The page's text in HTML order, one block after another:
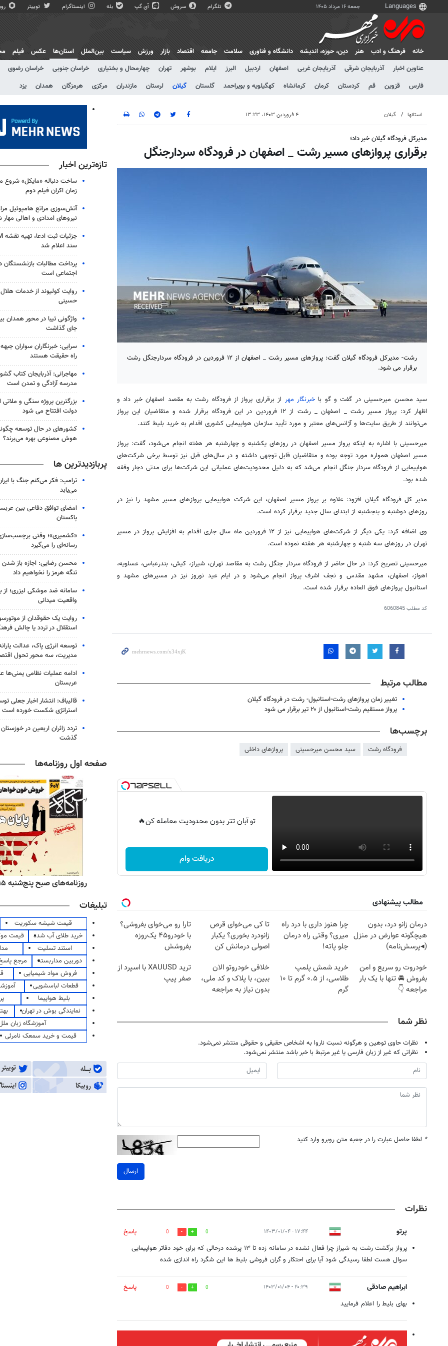
جمعه ۱۶ مرداد ۱۴۰۵ تلگرام سروش آی گپ بله اینستاگرام توییتر
خانه فرهنگ و ادب هنر دين، حوزه، انديشه دانشگاه و فناوری سلامت جامعه اقتصاد بازار ورزش سیاست بین‌الملل
استان‌ها
عناوین اخبار
آذربایجان شرقی آذربایجان غربی اصفهان اردبیل البرز ایلام بوشهر تهران چهارمحال و بختیاری خراسان جنوبی خراسان رضوی
فارس
قزوین قم کردستان کرمان کرمانشاه کهگیلویه و بویراحمد گلستان گیلان لرستان مازندران مرکزی هرمزگان همدان یزد
عکس فیلم
استانها گیلان ۴ فروردین ۱۴۰۳، ۱۳:۲۳
مدیرکل فرودگاه گیلان خبر داد؛
برقراری پروازهای مسیر رشت _ اصفهان در فرودگاه سردارجنگل
رشت- مدیرکل فرودگاه گیلان گفت: پروازهای مسیر رشت _ اصفهان از ۱۲ فروردین در فرودگاه سردارجنگل رشت
برقرار می شود.
سید محسن میرحسینی در گفت وگو با خبرنگار مهر از برقراری پرواز از فرودگاه رشت به مقصد اصفهان خبر داد و
اظهار کرد: پرواز مسیر رشت _ اصفهان _ رشت از ۱۲ فروردین در این فرودگاه برقرار شده و متقاضیان این پرواز
می‌توانند از طریق سایت‌ها و آژانس‌های معتبر و مورد تأیید سازمان هواپیمایی کشوری اقدام به خرید بلیط کنند.
میرحسینی با اشاره به اینکه پرواز مسیر اصفهان در روزهای یکشنبه و چهارشنبه هر هفته انجام می‌شود، گفت: پرواز
مسیر اصفهان همواره مورد توجه بوده و متقاضیان قابل توجهی داشته و در سال‌های قبل نیز توسط برخی شرکت‌های
هواپیمایی از فرودگاه سردار جنگل انجام می‌شد که به دلیل محدودیت‌های عملیاتی این شرکت‌ها برای مدتی دچار وقفه
شده بود.
مدیر کل فرودگاه گیلان افزود: علاوه بر پرواز مسیر اصفهان، این شرکت هواپیمایی پروازهای مسیر مشهد را نیز در
روزهای دوشنبه و پنجشنبه از ابتدای سال جدید برقرار کرده است.
وی اضافه کرد: یکی دیگر از شرکت‌های هواپیمایی نیز از ۱۲ فروردین ماه سال جاری اقدام به افزایش پرواز در مسیر
تهران در روزهای سه شنبه و چهارشنبه هر هفته نموده است.
میرحسینی تصریح کرد: در حال حاضر از فرودگاه سردار جنگل رشت به مقاصد تهران، شیراز، کیش، بندرعباس، عسلویه،
اهواز، اصفهان، مشهد مقدس و نجف اشرف پرواز انجام می‌شود و در ایام عید نوروز نیز در مسیرهای مشهد و
استانبول پروازهای فوق العاده برقرار شده است.
کد مطلب6060845
مطالب مرتبط
تغییر زمان پروازهای رشت-استانبول- رشت در فرودگاه گیلان
پرواز مستقیم رشت-استانبول از ۲۰ تیر برقرار می شود
برچسب‌ها
فرودگاه رشت سید محسن میرحسینی پروازهای داخلی
تو آبان تتر بدون محدودیت معامله کن🔥
دریافت وام
مطالب پیشنهادی
درمان زانو درد، بدون
هیچگونه عوارض در منزل
(◂پرسش‌نامه)
چرا هنوز داری با درد راه
میری؟ وقتی راه درمان
جلو پاته!
تا کی می‌خوای قرص
زانودرد بخوری؟ یکبار
اصولی درمانش کن
تارا رو می‌خوای بفروشی؟
با خودرو۴۵ یک‌روزه
بفروشش
خودروت رو سریع و امن
بفروش 🚘 تنها با یک بار
مراجعه 👇
خرید شمش پلمپ
طلاسی، از ۰.۵ گرم تا ۱۰
گرم
خلافی خودروتو الان
ببین، با پلاک و کد ملی،
بدون نیاز به مراجعه
ترید XAUUSD با اسپرد از
صفر پیپ
نظر شما
نظرات حاوی توهین و هرگونه نسبت ناروا به اشخاص حقیقی و حقوقی منتشر نمی‌شود.
نظراتی که غیر از زبان فارسی یا غیر مرتبط با خبر باشد منتشر نمی‌شود.
* لطفا حاصل عبارت را در جعبه متن روبرو وارد کنید
ارسال
نظرات
پرتو ۱۷:۴۴ - ۱۴۰۳/۰۱/۰۴ 0
0
پاسخ
پرواز برگشت رشت به شیراز چرا فعال نشده در سامانه زده تا ۱۳ پرشده درحالی که برای خود دفاتر هواپیمایی
سوال هست لطفا رسیدگی شود آیا برای احتکار و گران فروشی بلیط ها این شگرد راه اندازی شده
ابراهیم صادقی ۲۰:۳۹ - ۱۴۰۳/۰۱/۰۴ 0
0
پاسخ
بهای بلیط را اعلام فرمایید
تازه‌ترین اخبار
ساخت دنباله «مایکل» شروع
زمان اکران فیلم دوم
آتش‌سوزی مراتع هامپوئیل
نیروهای امدادی و اهالی
سند اعلام شد
پرداخت مطالبات بازنشستگان
اجتماعی است
روایت کولیوند از خدمات
حسینی
جای گذاشت
سرایی: خبرنگاران سواران
راه حقیقت هستند
مهاجرانی: آذربایجان کتاب
مدرسه آزادگی و تمدن است
بزرگترین پروژه سنگی و ملاتی
دولت افتتاح می شود
کشورهای در حال توسعه
هوش مصنوعی بهره می‌برند؟
پربازدیدترین ها
ترامپ: فکر می‌کنم جنگ با
می‌یابد
امضای توافق دفاعی بین
پاکستان
«کشمیری»؛ وقتی
رسانه‌ای را می‌گیرد
محسن رضایی: اجازه باز
تنگه هرمز را نخواهیم داد
سامانه ضد موشکی لیزری؛ از
واقعیت میدانی
روایت یک حقوقدان از
استقلال در تردد یا چالش
توسعه انرژی پاک، عدالت
مدیریت، سه محور تحول
ادامه عملیات نظامی یمنی‌ها
عربستان
قالیباف: انتشار اخبار جعلی
استراتژی شکست خورده است
گذشت
صفحه اول روزنامه‌ها
روزنامه‌های صبح پنج‌شنبه ۱۵ مرداد ۱۴۰۵
تبلیغات
قیمت شیشه سکوریت
خرید طلای آب شده
قیمت
استند تسلیت
دوربین مداربسته
مرجع
فروش مواد شیمیایی
قطعات لباسشویی
بلیط هواپیما
نمایندگی بوش در تهران
آموزشگاه زبان
قیمت و خرید سمعک نامرئی